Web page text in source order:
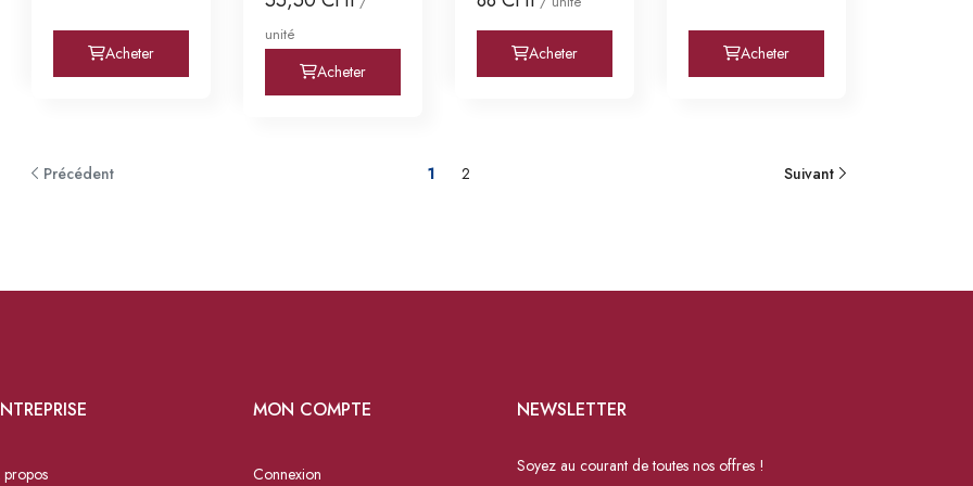
Acheter
unité
Acheter
Acheter Acheter
Précédent 1 2 Suivant
propos
MON COMPTE
Connexion
NEWSLETTER
Soyez au courant de toutes nos offres !